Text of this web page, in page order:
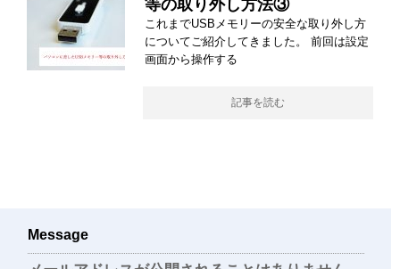
等の取り外し方法③
これまでUSBメモリーの安全な取り外し方
についてご紹介してきました。 前回は設定
画面から操作する
記事を読む
Message